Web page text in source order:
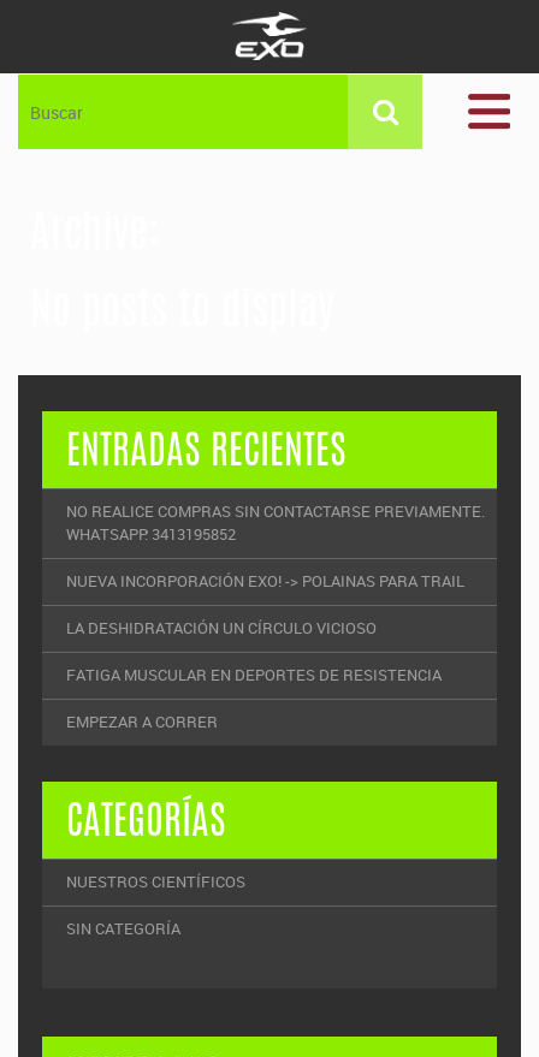
ENTRADAS RECIENTES
NO REALICE COMPRAS SIN CONTACTARSE PREVIAMENTE.
WHATSAPP: 3413195852
NUEVA INCORPORACIÓN EXO! -> POLAINAS PARA TRAIL
LA DESHIDRATACIÓN UN CÍRCULO VICIOSO
FATIGA MUSCULAR EN DEPORTES DE RESISTENCIA
EMPEZAR A CORRER
CATEGORÍAS
NUESTROS CIENTÍFICOS
SIN CATEGORÍA